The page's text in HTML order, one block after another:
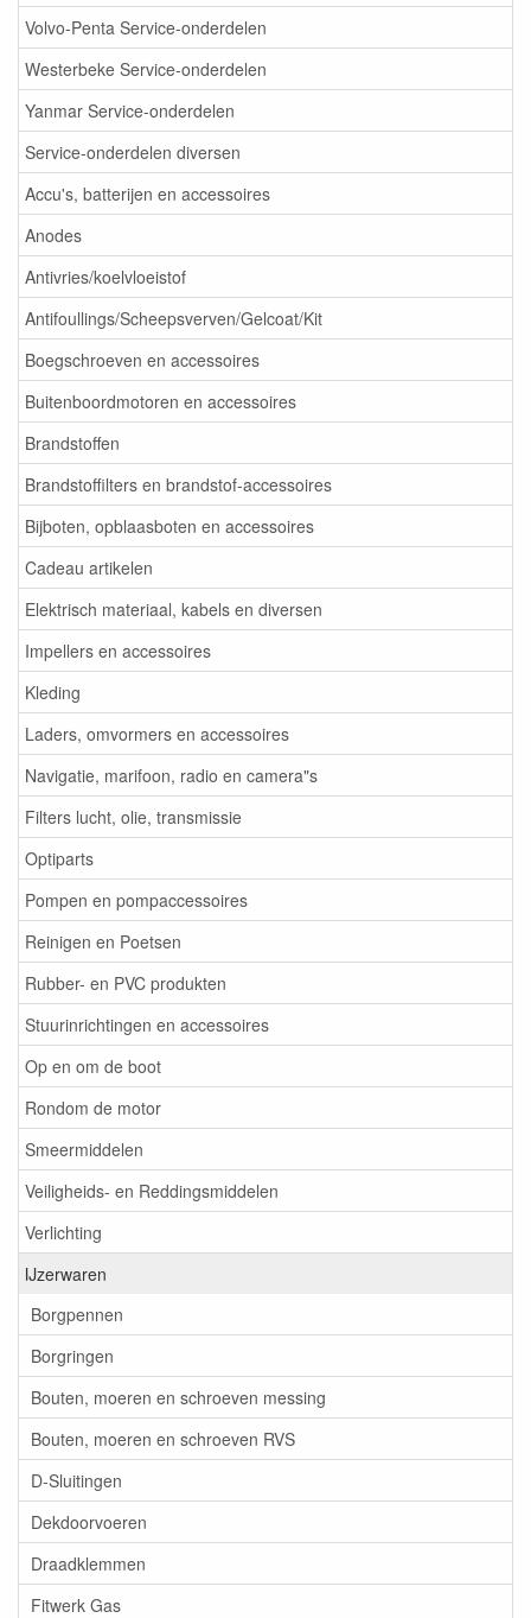
Volvo-Penta Service-onderdelen
Westerbeke Service-onderdelen
Yanmar Service-onderdelen
Service-onderdelen diversen
Accu's, batterijen en accessoires
Anodes
Antivries/koelvloeistof
Antifoullings/Scheepsverven/Gelcoat/Kit
Boegschroeven en accessoires
Buitenboordmotoren en accessoires
Brandstoffen
Brandstoffilters en brandstof-accessoires
Bijboten, opblaasboten en accessoires
Cadeau artikelen
Elektrisch materiaal, kabels en diversen
Impellers en accessoires
Kleding
Laders, omvormers en accessoires
Navigatie, marifoon, radio en camera"s
Filters lucht, olie, transmissie
Optiparts
Pompen en pompaccessoires
Reinigen en Poetsen
Rubber- en PVC produkten
Stuurinrichtingen en accessoires
Op en om de boot
Rondom de motor
Smeermiddelen
Veiligheids- en Reddingsmiddelen
Verlichting
IJzerwaren
Borgpennen
Borgringen
Bouten, moeren en schroeven messing
Bouten, moeren en schroeven RVS
D-Sluitingen
Dekdoorvoeren
Draadklemmen
Fitwerk Gas